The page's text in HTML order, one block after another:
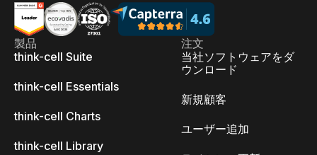
製品
think-cell Suite
think-cell Essentials
think-cell Charts
think-cell Library
注文
当社ソフトウェアをダ
ウンロード
新規顧客
ユーザー追加